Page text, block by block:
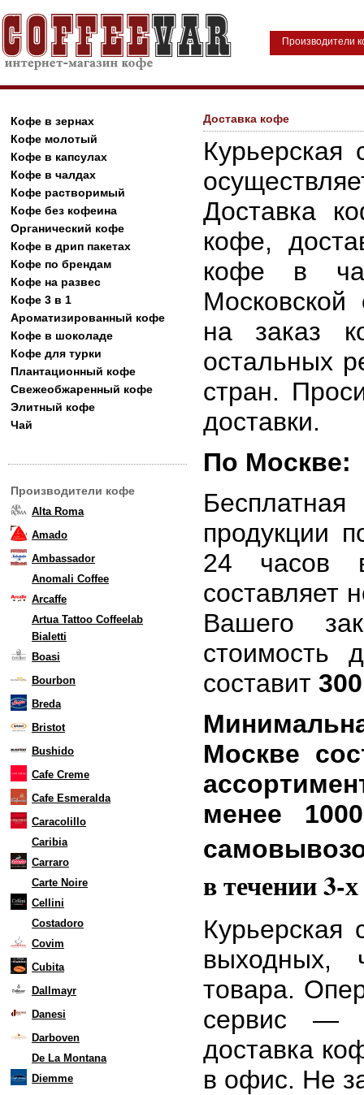
Производители
Кофе в зернах
Кофе молотый
Кофе в капсулах
Кофе в чалдах
Кофе растворимый
Кофе без кофеина
Органический кофе
Кофе в дрип пакетах
Кофе по брендам
Кофе на развес
Кофе 3 в 1
Ароматизированный кофе
Кофе в шоколаде
Кофе для турки
Плантационный кофе
Свежеобжаренный кофе
Элитный кофе
Чай
Производители кофе
Alta Roma
Amado
Ambassador
Anomali Coffee
Arcaffe
Artua Tattoo Coffeelab
Bialetti
Boasi
Bourbon
Breda
Bristot
Bushido
Cafe Creme
Cafe Esmeralda
Caracolillo
Caribia
Carraro
Carte Noire
Cellini
Costadoro
Covim
Cubita
Dallmayr
Danesi
Darboven
De La Montana
Diemme
Доставка кофе
Курьерская
Доставка
кофе,
кофе в
на заказ
остальных
стран.
доставки.
По Москве:
продукции
24 часов
составляет
Вашего
стоимость
составит 300
Москве
менее
в течении 3-
Курьерская
выходных,
товара.
сервис —
доставка
в офис. Не